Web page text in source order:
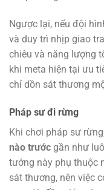
Ngược lại, nếu đội
và duy trì nhịp giao
chiêu và năng lượng
khi meta hiện tại ưu
chỉ dồn sát thương
Pháp sư đi rừng
Khi chơi pháp sư
nào trước gần như
tướng này phụ thuộc
sát thương, nên việc